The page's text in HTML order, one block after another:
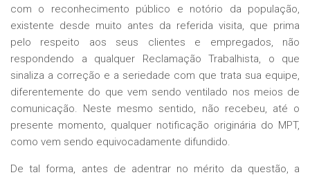
com o reconhecimento público e notório da população,
existente desde muito antes da referida visita, que prima
pelo respeito aos seus clientes e empregados, não
respondendo a qualquer Reclamação Trabalhista, o que
sinaliza a correção e a seriedade com que trata sua equipe,
diferentemente do que vem sendo ventilado nos meios de
comunicação. Neste mesmo sentido, não recebeu, até o
presente momento, qualquer notificação originária do MPT,
como vem sendo equivocadamente difundido.
De tal forma, antes de adentrar no mérito da questão, a